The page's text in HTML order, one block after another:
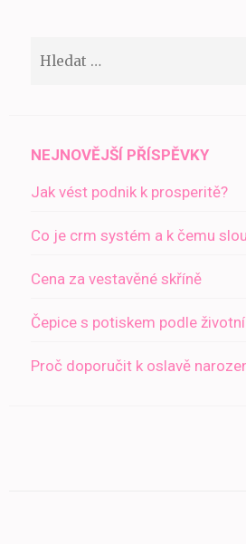
NEJNOVĚJŠÍ PŘÍSPĚVKY
Jak vést podnik k prosperitě?
Co je crm systém a k čemu
Cena za vestavěné skříně
Čepice s potiskem podle
Proč doporučit k oslavě